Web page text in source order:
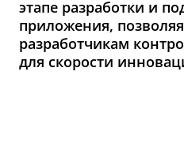
этапе разработки и
приложения,
разработчикам
для скорости